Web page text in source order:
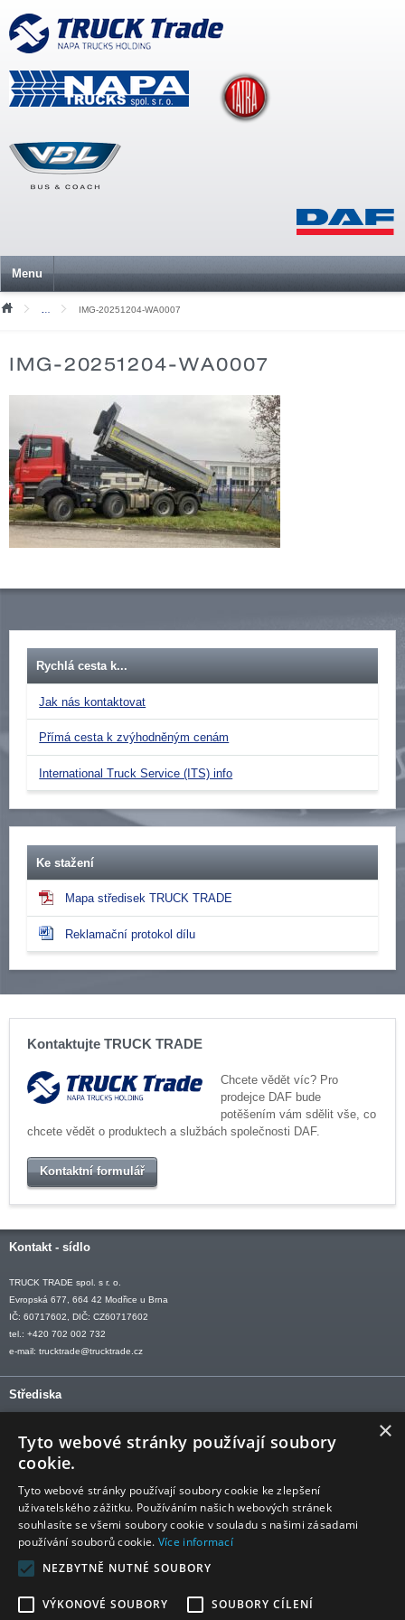
Menu
Mediální soubory
IMG-20251204-WA0007
IMG-20251204-WA0007
Rychlá cesta k...
Jak nás kontaktovat
Přímá cesta k zvýhodněným cenám
International Truck Service (ITS) info
Ke stažení
Mapa středisek TRUCK TRADE
Reklamační protokol dílu
Kontaktujte TRUCK TRADE
Chcete vědět víc? Pro
prodejce DAF bude
potěšením vám sdělit vše, co
chcete vědět o produktech a službách společnosti DAF.
Kontaktní formulář
Kontakt - sídlo
TRUCK TRADE spol. s r. o.
Evropská 677, 664 42 Modřice u Brna
IČ: 60717602, DIČ: CZ60717602
tel.: +420 702 002 732
e-mail: trucktrade@trucktrade.cz
Střediska
OSTRAVA tel: +420 602 547 882
OTROKOVICE tel: +420 577 110 921-2
Sledujte nás
×
Tyto webové stránky používají soubory
cookie.
Tyto webové stránky používají soubory cookie ke zlepšení
uživatelského zážitku. Používáním našich webových stránek
souhlasíte se všemi soubory cookie v souladu s našimi zásadami
používání souborů cookie. Více informací
NEZBYTNĚ NUTNÉ SOUBORY
VÝKONOVÉ SOUBORY SOUBORY CÍLENÍ